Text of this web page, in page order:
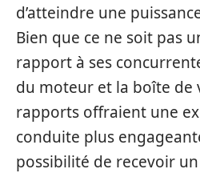
d’atteindre une
Bien que ce ne soit pas
rapport à ses
du moteur et la boîte de
rapports offraient une
conduite plus
possibilité de recevoir